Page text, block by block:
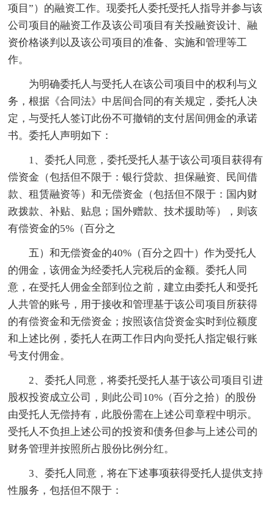
项目”）的融资工作。现委托人委托受托人指导并参与该
公司项目的融资工作及该公司项目有关投融资设计、融
资价格谈判以及该公司项目的准备、实施和管理等工
作。
为明确委托人与受托人在该公司项目中的权利与义
务，根据《合同法》中居间合同的有关规定，委托人决
定，与受托人签订此份不可撤销的支付居间佣金的承诺
书。委托人声明如下：
1、委托人同意，委托受托人基于该公司项目获得有
偿资金（包括但不限于：银行贷款、担保融资、民间借
款、租赁融资等）和无偿资金（包括但不限于：国内财
政拨款、补贴、贴息；国外赠款、技术援助等），则该
有偿资金的5%（百分之
五）和无偿资金的40%（百分之四十）作为受托人
的佣金，该佣金为经委托人完税后的金额。委托人同
意，在受托人佣金全部到位之前，建立由委托人和受托
人共管的账号，用于接收和管理基于该公司项目所获得
的有偿资金和无偿资金；按照该信贷资金实时到位额度
和上述比例，委托人在两工作日内向受托人指定银行账
号支付佣金。
2、委托人同意，将委托受托人基于该公司项目引进
股权投资成立公司，则此公司10%（百分之拾）的股份
由受托人无偿持有，此股份需在上述公司章程中明示。
受托人不负担上述公司的投资和债务但参与上述公司的
财务管理并按照所占股份比例分红。
3、委托人同意，将在下述事项获得受托人提供支持
性服务，包括但不限于：